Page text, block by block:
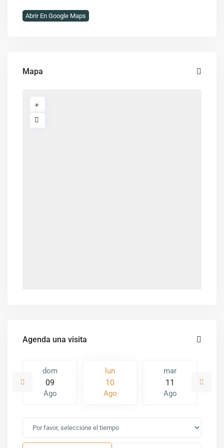
Abrir En Google Maps
Mapa
Agenda una visita
dom
09
Ago
lun
10
Ago
mar
11
Ago